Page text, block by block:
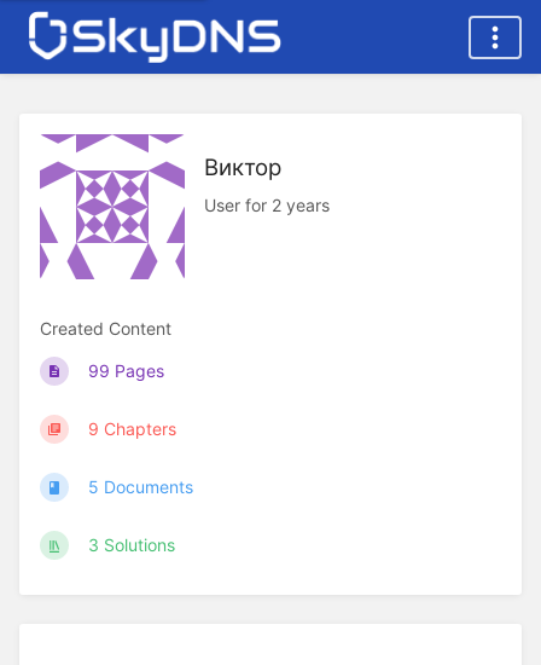
Виктор
User for 2 years
Created Content
99 Pages
9 Chapters
5 Documents
3 Solutions